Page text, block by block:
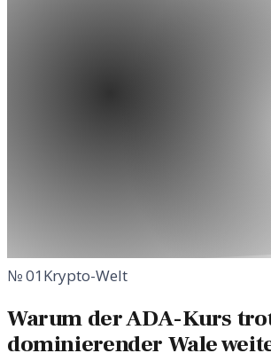
№01Krypto-Welt
Warum der ADA-Kurs
dominierender Wale